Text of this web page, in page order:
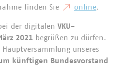
finden Sie
online.
der digitalen VKU-
2021 begrüßen zu dürfen.
unseres
künftigen Bundesvorstand